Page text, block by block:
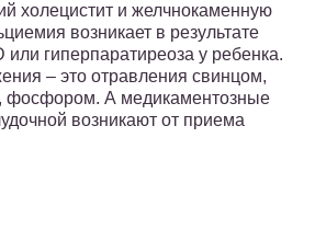
холецистит и желчнокаменную
возникает в результате
или гиперпаратиреоза у ребенка.
– это отравления свинцом,
фосфором. А медикаментозные
возникают от приема